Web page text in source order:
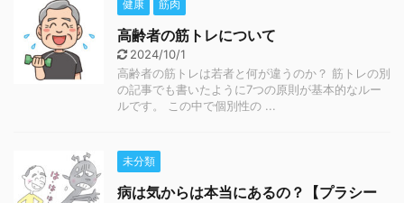
健康 筋肉
高齢者の筋トレについて
2024/10/1
高齢者の筋トレは若者と何が違うのか？ 筋トレの別
の記事でも書いたように7つの原則が基本的なルー
ルです。 この中で個別性の ...
未分類
病は気からは本当にあるの？【プラシー